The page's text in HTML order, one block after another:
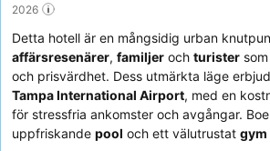
2026
Detta hotell är en mångsidig urban
affärsresenärer, familjer och turister
och prisvärdhet. Dess utmärkta läge
Tampa International Airport, med en
för stressfria ankomster och avgångar.
uppfriskande pool och ett välutrustat gym